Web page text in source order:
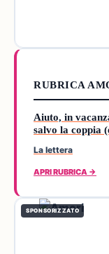
RUBRICA
Aiuto, in
salvo la coppia
La lettera
APRI RUBRICA →
SPONSORIZZATO